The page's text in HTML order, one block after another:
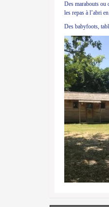
Des marabouts ou
les repas à l’abri
Des babyfoots,